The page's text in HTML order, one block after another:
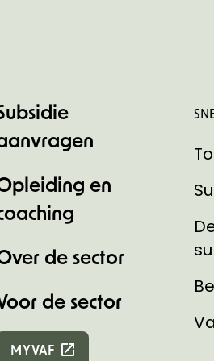
en
de sector
de sector
MYVAF